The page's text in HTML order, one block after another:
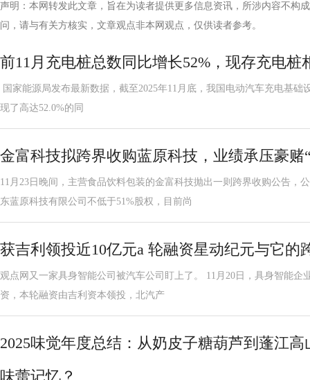
声明：本网转发此文章，旨在为读者提供更多信息资讯，所涉内容不构
问，请与有关方核实，文章观点非本网观点，仅供读者参考。
前11月充电桩总数同比增长52%，现存充电桩
国家能源局发布最新数据，截至2025年11月底，我国电动汽车充电基础
现了高达52.0%的同
金富科技拟跨界收购蓝原科技，业绩承压豪赌
11月23日晚间，主营食品饮料包装的金富科技抛出一则跨界收购公告，
东蓝原科技有限公司不低于51%股权，目前尚
获吉利领投近10亿元a 轮融资星动纪元与它的
观点网又一家具身智能公司被汽车公司盯上了。 11月20日，具身智能企
资，本轮融资由吉利资本领投，北汽产
2025味觉年度总结：从奶皮子糖葫芦到蓬江
味蕾记忆？